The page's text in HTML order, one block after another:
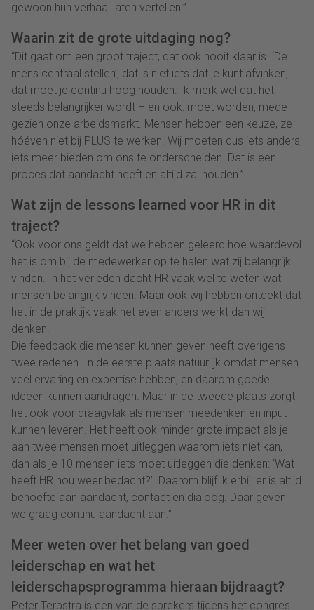
gewoon hun verhaal laten vertellen.”
Waarin zit de grote uitdaging nog?
“Dit gaat om een groot traject, dat ook nooit klaar is. ‘De
mens centraal stellen’, dat is niet iets dat je kunt afvinken,
dat moet je continu hoog houden. Ik merk wel dat het
steeds belangrijker wordt – en ook: moet worden, mede
gezien onze arbeidsmarkt. Mensen hebben een keuze, ze
hóéven niet bij PLUS te werken. Wij moeten dus iets anders,
iets meer bieden om ons te onderscheiden. Dat is een
proces dat aandacht heeft en altijd zal houden.”
Wat zijn de lessons learned voor HR in dit
traject?
“Ook voor ons geldt dat we hebben geleerd hoe waardevol
het is om bij de medewerker op te halen wat zij belangrijk
vinden. In het verleden dacht HR vaak wel te weten wat
mensen belangrijk vinden. Maar ook wij hebben ontdekt dat
het in de praktijk vaak net even anders werkt dan wij
denken.
Die feedback die mensen kunnen geven heeft overigens
twee redenen. In de eerste plaats natuurlijk omdat mensen
veel ervaring en expertise hebben, en daarom goede
ideeën kunnen aandragen. Maar in de tweede plaats zorgt
het ook voor draagvlak als mensen meedenken en input
kunnen leveren. Het heeft ook minder grote impact als je
aan twee mensen moet uitleggen waarom iets níet kan,
dan als je 10 mensen iets moet uitleggen die denken: ‘Wat
heeft HR nou weer bedacht?’. Daarom blijf ik erbij: er is altijd
behoefte aan aandacht, contact en dialoog. Daar geven
we graag continu aandacht aan.”
Meer weten over het belang van goed
leiderschap en wat het
leiderschapsprogramma hieraan bijdraagt?
Peter Terpstra is een van de sprekers tijdens het congres